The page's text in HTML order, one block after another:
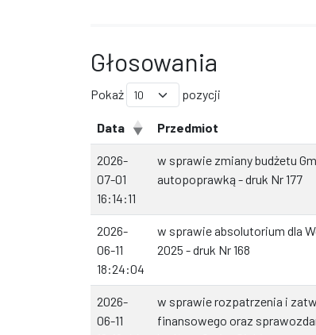
Głosowania
Pokaż pozycji
Data Przedmiot
2026-
07-01
16:14:11
w sprawie zmiany budżetu
autopoprawką - druk Nr 177
2026-
06-11
18:24:04
w sprawie absolutorium dla
2025 - druk Nr 168
2026-
06-11
w sprawie rozpatrzenia i
finansowego oraz